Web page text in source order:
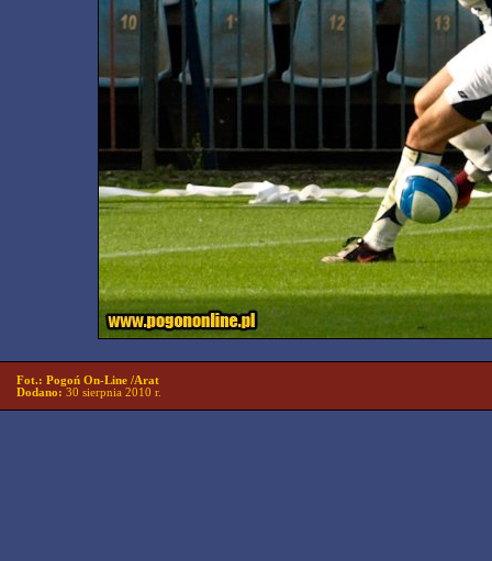
Fot.: Pogoń On-Line /Arat
Dodano: 30 sierpnia 2010 r.